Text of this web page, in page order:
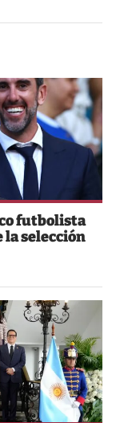
futbolista
la selección